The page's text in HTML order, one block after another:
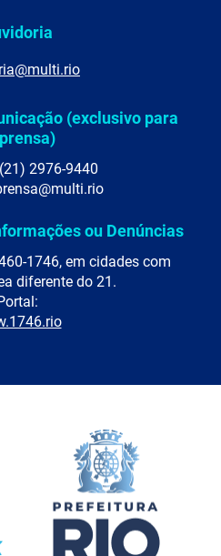
(exclusivo para
2976-9440
ou Denúncias
1746, em cidades com
diferente do 21.